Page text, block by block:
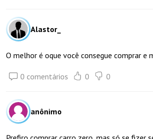
Alastor_
O melhor é oque você consegue comprar e
0 comentários 0 0
anônimo